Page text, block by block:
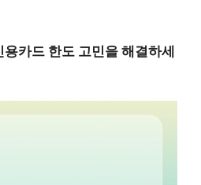
카드 한도 고민을 해결하세